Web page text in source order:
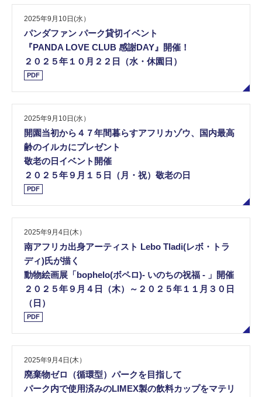
2025年9月10日(水）
パンダファン パーク貸切イベント
『PANDA LOVE CLUB 感謝DAY』開催！
２０２５年１０月２２日（水・休園日）
PDF
2025年9月10日(水）
開園当初から４７年間暮らすアフリカゾウ、国内最高
齢のイルカにプレゼント
敬老の日イベント開催
２０２５年９月１５日（月・祝）敬老の日
PDF
2025年9月4日(木）
南アフリカ出身アーティスト Lebo Tladi(レボ・トラ
ディ)氏が描く
動物絵画展「bophelo(ボペロ)- いのちの祝福 - 」開催
２０２５年９月４日（木）～２０２５年１１月３０日
（日）
PDF
2025年9月4日(木）
廃棄物ゼロ（循環型）パークを目指して
パーク内で使用済みのLIMEX製の飲料カップをマテリ